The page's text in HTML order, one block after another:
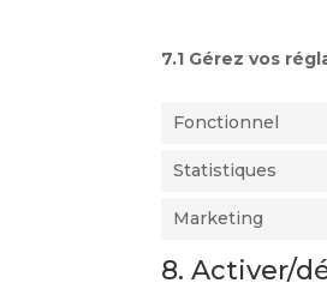
7.1 Gérez vos
Fonctionnel
Statistiques
Marketing
8. Activer/